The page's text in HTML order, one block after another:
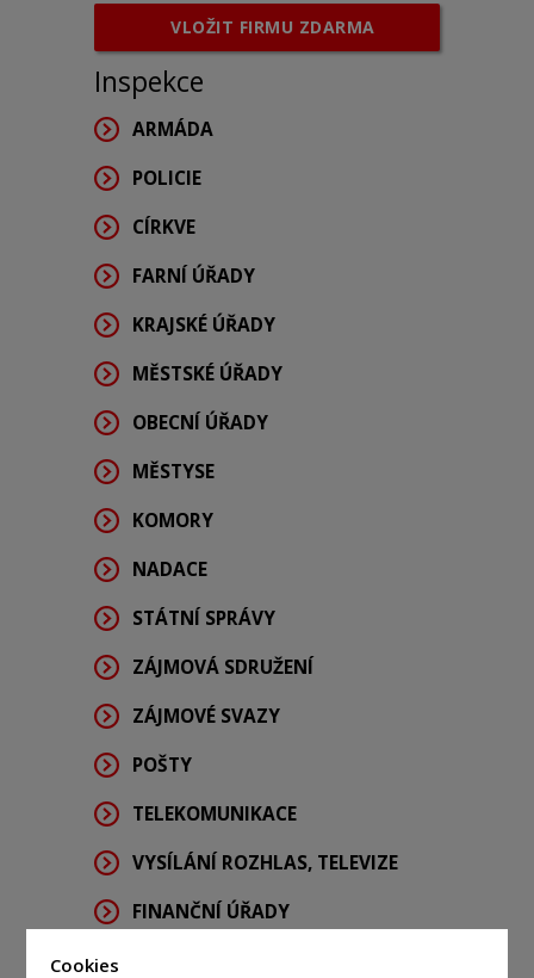
Cookies
VLOŽIT FIRMU ZDARMA
Inspekce
ARMÁDA
POLICIE
CÍRKVE
FARNÍ ÚŘADY
KRAJSKÉ ÚŘADY
MĚSTSKÉ ÚŘADY
OBECNÍ ÚŘADY
MĚSTYSE
KOMORY
NADACE
STÁTNÍ SPRÁVY
ZÁJMOVÁ SDRUŽENÍ
ZÁJMOVÉ SVAZY
POŠTY
TELEKOMUNIKACE
VYSÍLÁNÍ ROZHLAS, TELEVIZE
FINANČNÍ ÚŘADY